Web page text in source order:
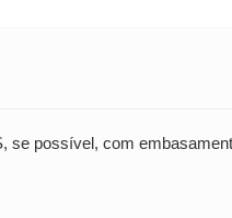
se possível, com